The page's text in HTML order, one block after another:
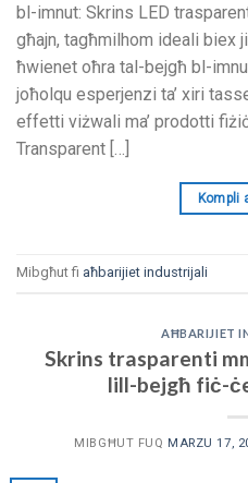
bl-imnut: Skrins LED
għajn, tagħmilhom ideali biex
ħwienet oħra tal-bejgħ bl-
joħolqu esperjenzi ta’ xiri
effetti viżwali ma’ prodotti
Transparent […]
Kompli
Mibgħut fi aħbarijiet industrijali
AĦBARIJIET
Skrins trasparenti
lill-bejgħ fiċ-
MIBGĦUT FUQ MARZU 17,